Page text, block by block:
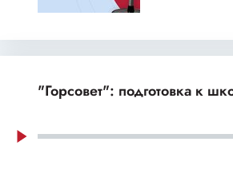
"Горсовет": подготовка к